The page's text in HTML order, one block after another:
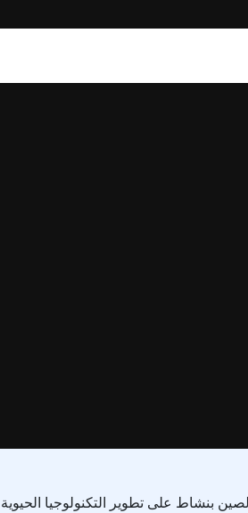
بنشاط على تطوير التكنولوجيا